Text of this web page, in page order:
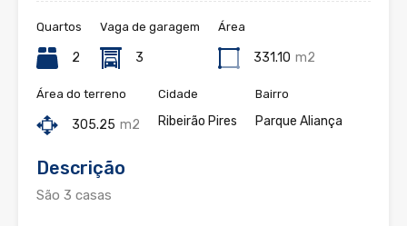
Quartos
2
Vaga de garagem
3
Área
331.10 m2
Área do terreno
305.25 m2
Cidade
Ribeirão Pires
Bairro
Parque Aliança
Descrição
São 3 casas